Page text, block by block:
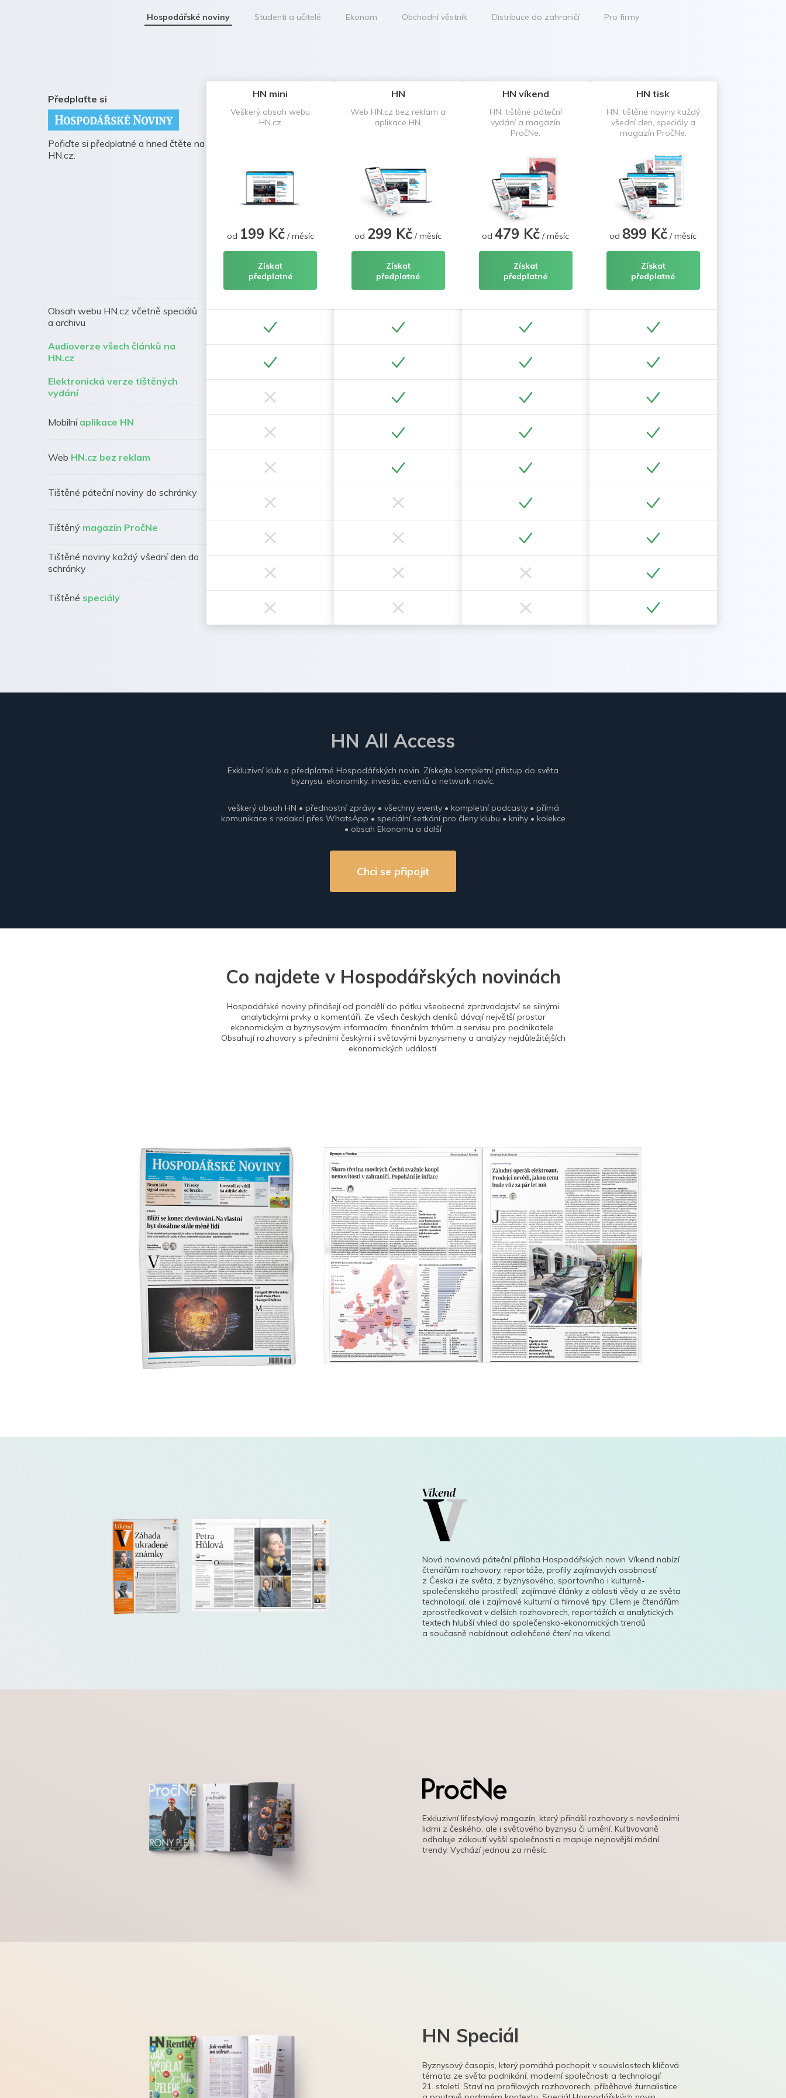
Hospodářské noviny Studenti a učitelé Ekonom Obchodní věstník Distribuce do zahraničí Pro firmy
Předplaťte si
Pořiďte si předplatné a hned čtěte na
HN.cz.
Obsah webu HN.cz včetně speciálů
a archivu
Audioverze všech článků na
HN.cz
Elektronická verze tištěných
vydání
Mobilní aplikace HN
Web HN.cz bez reklam
Tištěné páteční noviny do schránky
Tištěný magazín PročNe
Tištěné noviny každý všední den do
schránky
Tištěné speciály
HN mini
Veškerý obsah webu
HN.cz
od 199 Kč/ měsíc
Získat
předplatné
HN
Web HN.cz bez reklam a
aplikace HN.
od 299 Kč / měsíc
Získat
předplatné
HN víkend
HN, tištěné páteční
vydání a magazín
PročNe.
od479 Kč / měsíc
Získat
předplatné
HN tisk
HN, tištěné noviny každý
všední den, speciály a
magazín PročNe.
od 899 Kč / měsíc
Získat
předplatné
HN All Access
Exkluzivní klub a předplatné Hospodářských novin. Získejte kompletní přístup do světa
byznysu, ekonomiky, investic, eventů a network navíc.
veškerý obsah HN • přednostní zprávy • všechny eventy • kompletní podcasty • přímá
komunikace s redakcí přes WhatsApp • speciální setkání pro členy klubu • knihy • kolekce
• obsah Ekonomu a další
Chci se připojit
Co najdete v Hospodářských novinách
Hospodářské noviny přinášejí od pondělí do pátku všeobecné zpravodajství se silnými
analytickými prvky a komentáři. Ze všech českých deníků dávají největší prostor
ekonomickým a byznysovým informacím, finančním trhům a servisu pro podnikatele.
Obsahují rozhovory s předními českými i světovými byznysmeny a analýzy nejdůležitějších
ekonomických událostí.
Nová novinová páteční příloha Hospodářských novin Víkend nabízí
čtenářům rozhovory, reportáže, profily zajímavých osobností
z Česka i ze světa, z byznysového, sportovního i kulturně-
společenského prostředí, zajímavé články z oblasti vědy a ze světa
technologií, ale i zajímavé kulturní a filmové tipy. Cílem je čtenářům
zprostředkovat v delších rozhovorech, reportážích a analytických
textech hlubší vhled do společensko-ekonomických trendů
a současně nabídnout odlehčené čtení na víkend.
Exkluzivní lifestylový magazín, který přináší rozhovory s nevšedními
lidmi z českého, ale i světového byznysu či umění. Kultivovaně
odhaluje zákoutí vyšší společnosti a mapuje nejnovější módní
trendy. Vychází jednou za měsíc.
HN Speciál
Byznysový časopis, který pomáhá pochopit v souvislostech klíčová
témata ze světa podnikání, moderní společnosti a technologií
21. století. Staví na profilových rozhovorech, příběhové žurnalistice